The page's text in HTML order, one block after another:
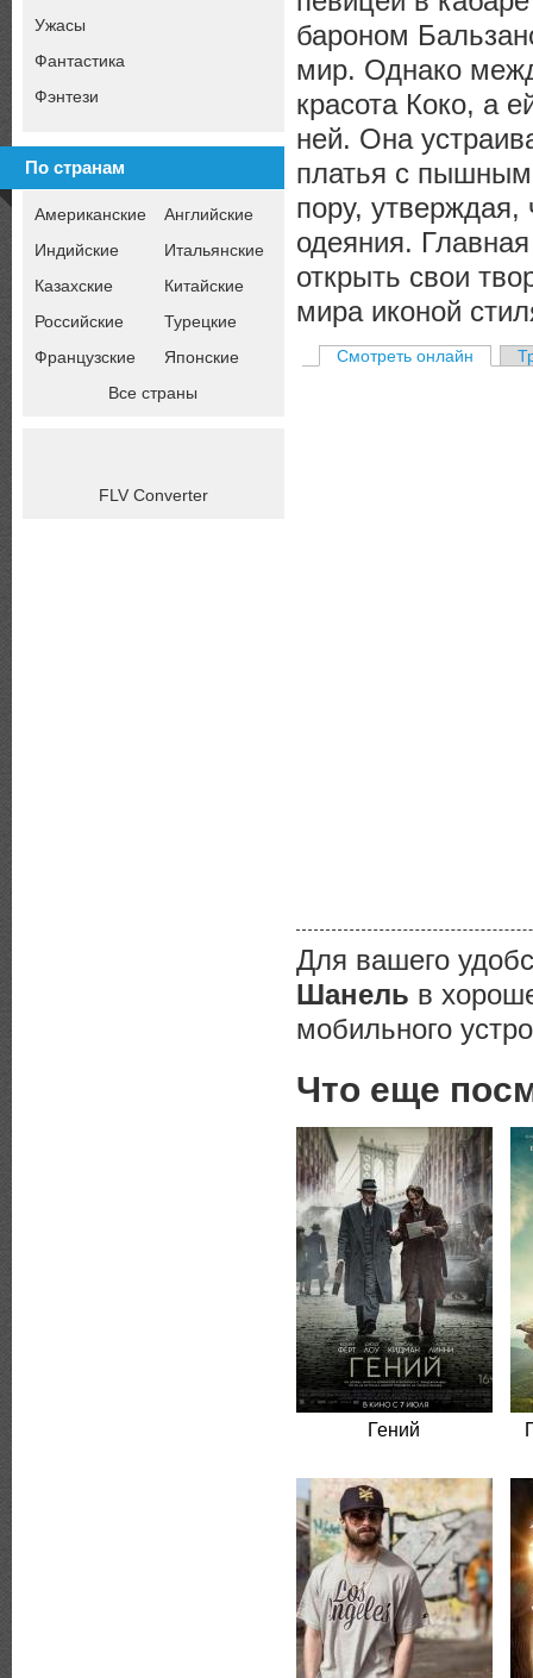
Ужасы
Фантастика
Фэнтези
По странам
Американские
Английские
Индийские
Итальянские
Казахские
Китайские
Российские
Турецкие
Французские
Японские
Все страны
FLV Converter
бароном
мир. Однако
красота Коко, а
ней. Она
платья с
пору,
одеяния.
открыть свои
мира иконой
Смотреть онлайн
Для вашего
Шанель в
мобильного
Что еще
Гений